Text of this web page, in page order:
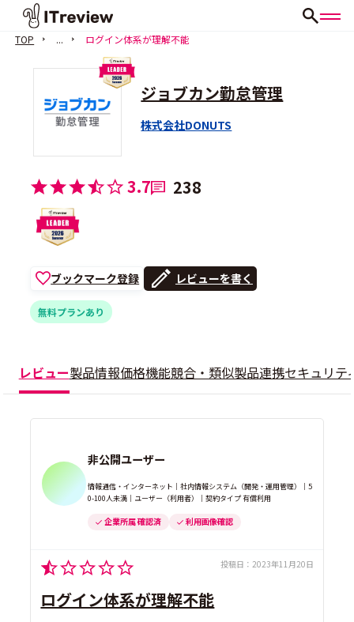
TOP ... ログイン体系が理解不能
ジョブカン勤怠管理
株式会社DONUTS
3.7 238
ブックマーク登録 レビューを書く
無料プランあり
レビュー製品情報価格機能競合・類似製品連携セキュリテ
非公開ユーザー
情報通信・インターネット｜社内情報システム（開発・運用管理）｜5
0-100人未満｜ユーザー（利用者）｜契約タイプ 有償利用
企業所属 確認済 利用画像確認
投稿日： 2023年11月20日
ログイン体系が理解不能